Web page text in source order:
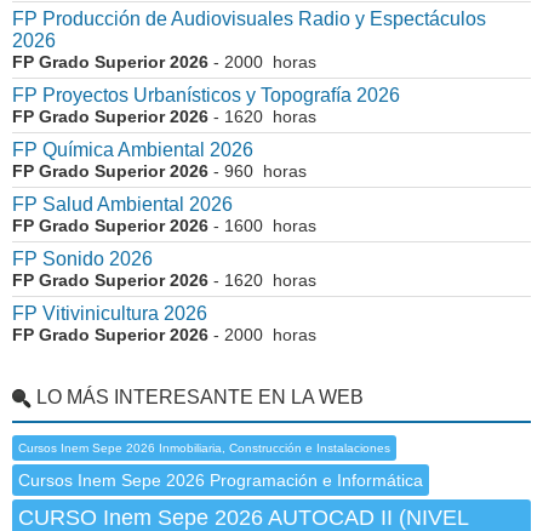
FP Producción de Audiovisuales Radio y Espectáculos
2026
FP Grado Superior 2026 - 2000 horas
FP Proyectos Urbanísticos y Topografía 2026
FP Grado Superior 2026 - 1620 horas
FP Química Ambiental 2026
FP Grado Superior 2026 - 960 horas
FP Salud Ambiental 2026
FP Grado Superior 2026 - 1600 horas
FP Sonido 2026
FP Grado Superior 2026 - 1620 horas
FP Vitivinicultura 2026
FP Grado Superior 2026 - 2000 horas
LO MÁS INTERESANTE EN LA WEB
Cursos Inem Sepe 2026 Inmobiliaria, Construcción e Instalaciones
Cursos Inem Sepe 2026 Programación e Informática
CURSO Inem Sepe 2026 AUTOCAD II (NIVEL